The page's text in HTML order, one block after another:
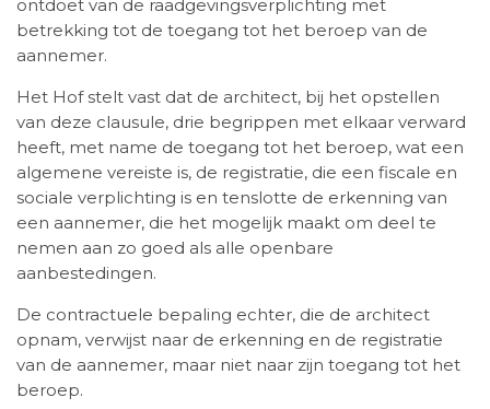
ontdoet van de raadgevingsverplichting met
betrekking tot de toegang tot het beroep van de
aannemer.
Het Hof stelt vast dat de architect, bij het opstellen
van deze clausule, drie begrippen met elkaar verward
heeft, met name de toegang tot het beroep, wat een
algemene vereiste is, de registratie, die een fiscale en
sociale verplichting is en tenslotte de erkenning van
een aannemer, die het mogelijk maakt om deel te
nemen aan zo goed als alle openbare
aanbestedingen.
De contractuele bepaling echter, die de architect
opnam, verwijst naar de erkenning en de registratie
van de aannemer, maar niet naar zijn toegang tot het
beroep.